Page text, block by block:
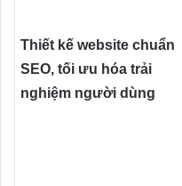
Thiết kế website chuẩn
SEO, tối ưu hóa trải
nghiệm người dùng